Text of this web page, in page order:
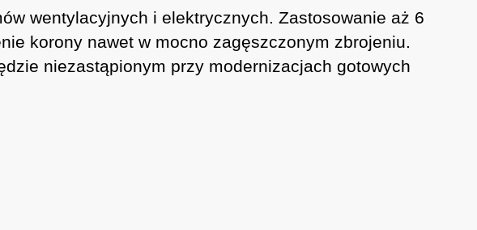
wentylacyjnych i elektrycznych. Zastosowanie aż 6
korony nawet w mocno zagęszczonym zbrojeniu.
niezastąpionym przy modernizacjach gotowych